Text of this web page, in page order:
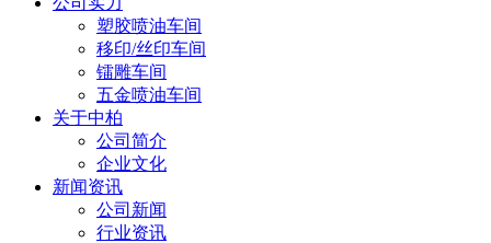
塑胶喷油车间
移印/丝印车间
镭雕车间
五金喷油车间
关于中柏
公司简介
企业文化
新闻资讯
公司新闻
行业资讯